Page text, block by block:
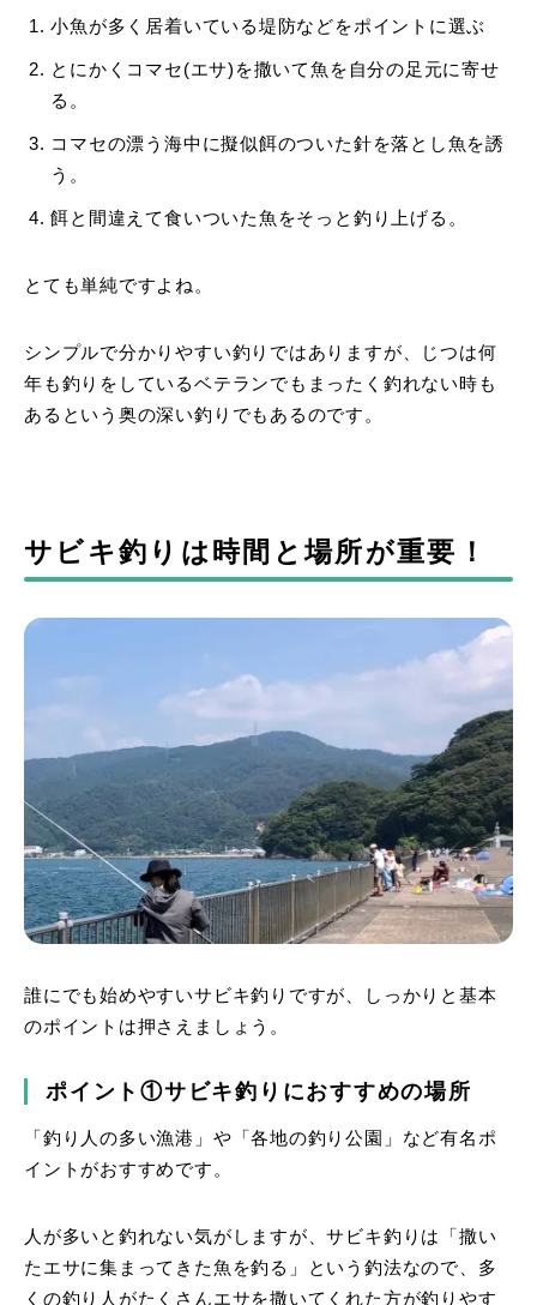
小魚が多く居着いている堤防などをポイントに選ぶ
とにかくコマセ(エサ)を撒いて魚を自分の足元に寄せ
る。
コマセの漂う海中に擬似餌のついた針を落とし魚を誘
う。
餌と間違えて食いついた魚をそっと釣り上げる。
とても単純ですよね。
シンプルで分かりやすい釣りではありますが、じつは何
年も釣りをしているベテランでもまったく釣れない時も
あるという奥の深い釣りでもあるのです。
サビキ釣りは時間と場所が重要！
誰にでも始めやすいサビキ釣りですが、しっかりと基本
のポイントは押さえましょう。
ポイント①サビキ釣りにおすすめの場所
「釣り人の多い漁港」や「各地の釣り公園」など有名ポ
イントがおすすめです。
人が多いと釣れない気がしますが、サビキ釣りは「撒い
たエサに集まってきた魚を釣る」という釣法なので、多
くの釣り人がたくさんエサを撒いてくれた方が釣りやす